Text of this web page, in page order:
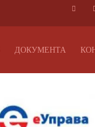
ДОКУМЕНТА